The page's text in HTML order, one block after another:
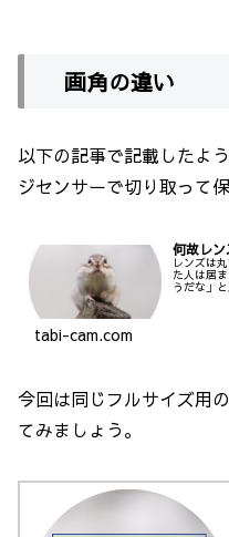
画角の違い
以下の記事で記載したよ
ジセンサーで切り取って保
何故レ
レンズは
た人は居
うだな」
tabi-cam.com
今回は同じフルサイズ用
てみましょう。